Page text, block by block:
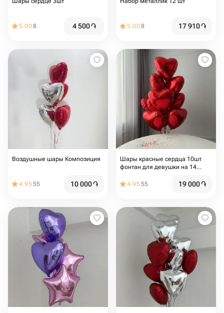
5.008 4 500֏ 5.008 17 910֏
Воздушные шары Композиция
4.9555 10 000֏
Шары красные сердца 10шт
фонтан для девушки на 14
4.9555 19 000֏